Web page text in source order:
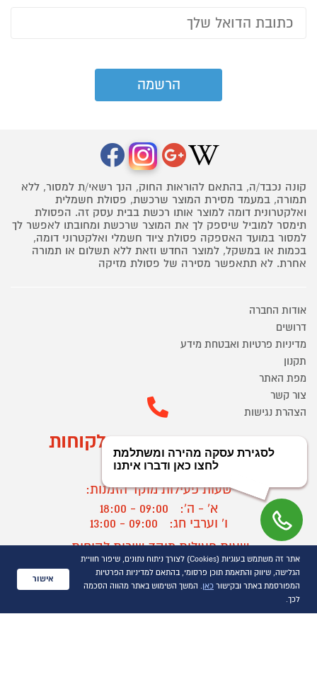
קונה נכבד/ה, בהתאם להוראות החוק, הנך רשאי/ת למסור, ללא
תמורה, במעמד מסירת המוצר שרכשת, פסולת חשמלית
ואלקטרונית דומה למוצר אותו רכשת בבית עסק זה. הפסולת
תימסר למוביל שיספק לך את המוצר שרכשת ומחובתו לאפשר לך
למסור במועד האספקה פסולת ציוד חשמלי ואלקטרוני דומה,
בכמות או במשקל, למוצר החדש וזאת ללא תשלום או תמורה
אחרת. לא תתאפשר מסירה של פסולת מזיקה
אודות החברה
דרושים
מדיניות פרטיות ואבטחת מידע
תקנון
מפת האתר
צור קשר
הצהרת נגישות
מוקד הזמנות ושירות לקוחות
03-9545370
שעות פעילות מוקד הזמנות:
א' - ה':
09:00 - 18:00
ו' וערבי חג:
09:00 - 13:00
שעות פעילות מוקד שירות לקוחות:
א' - ד':
09:00 - 16:30
ה :
09:00 - 16:00
חול המועד
?
אתר זה משתמש בעוגיות (Cookies) לצורך ניתוח נתונים, שיפור חוויית
הגלישה, שיווק והתאמת תוכן פרסומי, בהתאם למדיניות הפרטיות
המפורסמת באתר ובקישור כאן. המשך השימוש באתר מהווה הסכמה
לכך.
אישור